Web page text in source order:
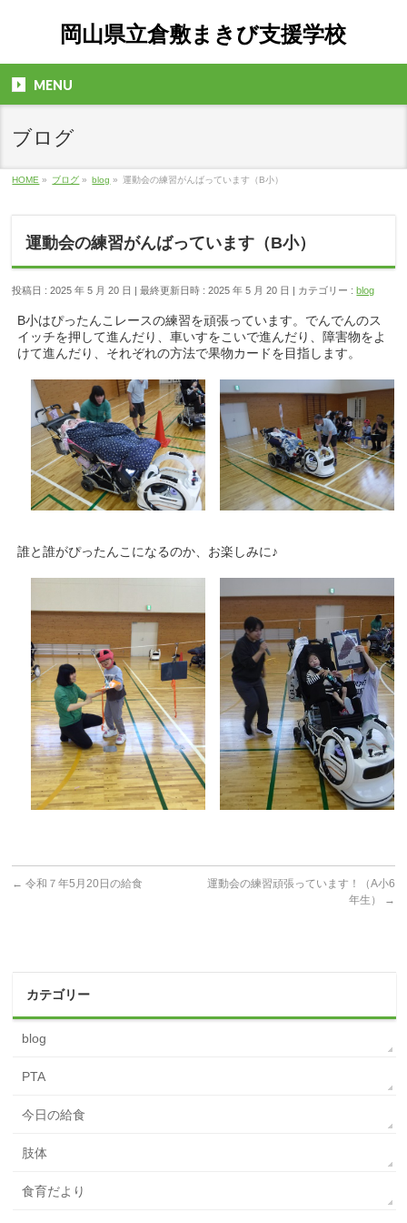
岡山県立倉敷まきび支援学校
MENU
ブログ
HOME » ブログ » blog » 運動会の練習がんばっています（B小）
運動会の練習がんばっています（B小）
投稿日 : 2025 年 5 月 20 日 最終更新日時 : 2025 年 5 月 20 日 カテゴリー :blog
B小はぴったんこレースの練習を頑張っています。でんでんのス
イッチを押して進んだり、車いすをこいで進んだり、障害物をよ
けて進んだり、それぞれの方法で果物カードを目指します。
誰と誰がぴったんこになるのか、お楽しみに♪
← 令和７年5月20日の給食
運動会の練習頑張っています！（A小6
年生）
→
カテゴリー
blog
PTA
今日の給食
肢体
食育だより